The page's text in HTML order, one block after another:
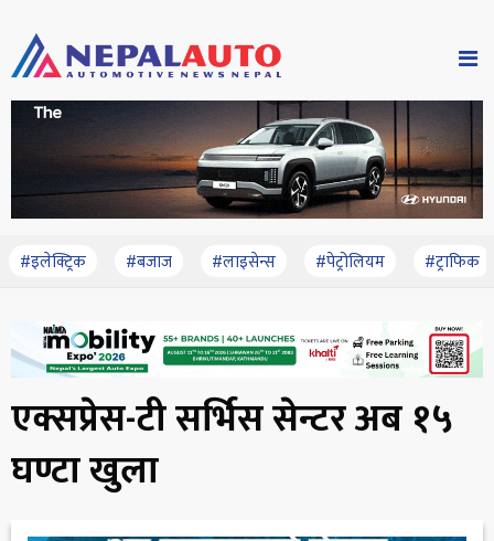
#इलेक्ट्रिक #बजाज #लाइसेन्स #पेट्रोलियम #ट्राफिक
एक्सप्रेस-टी सर्भिस सेन्टर अब १५
घण्टा खुला